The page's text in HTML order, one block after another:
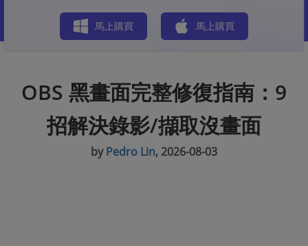
馬上購買 馬上購買
OBS 黑畫面完整修復指南：9
招解決錄影/擷取沒畫面
byPedro Lin, 2026-08-03